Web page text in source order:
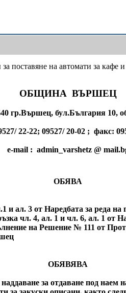
поставяне на автомати за кафе и
ОБЩИНА ВЪРШЕЦ
гр.Вършец, бул.България 10,
22-22; 09527/ 20-02 ; факс:
e-mail : admin_varshetz @
ОБЯВА
ал. 3 от Наредбата за реда на
чл. 4, ал. 1 и чл. 6, ал. 1 от
на Решение № 111 от
ОБЯВЯВА
за отдаване под наем